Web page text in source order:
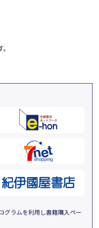
グラムを利用し書籍購入ペー